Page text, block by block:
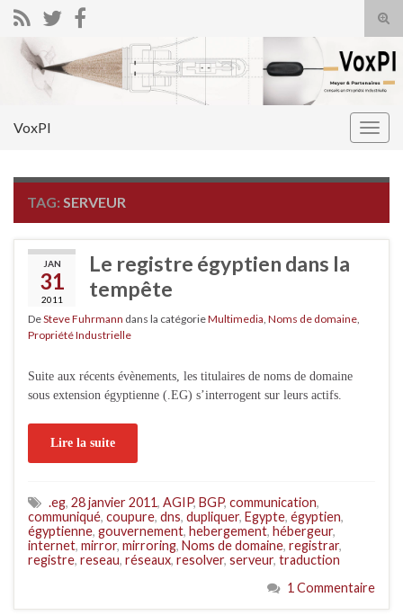
Search for:
VoxPI
TAG: SERVEUR
JAN
31
2011
Le registre égyptien dans la
tempête
DeSteve Fuhrmann dans la catégorieMultimedia Noms de domaine
Propriété Industrielle
Suite aux récents évènements, les titulaires de noms de domaine
sous extension égyptienne (.EG) s’interrogent sur leurs actifs.
Lire la suite
.eg, 28 janvier 2011, AGIP, BGP, communication,
communiqué, coupure, dns, dupliquer, Egypte, égyptien,
égyptienne, gouvernement, hebergement, hébergeur,
internet, mirror, mirroring, Noms de domaine, registrar,
registre, reseau, réseaux, resolver, serveur, traduction
1 Commentaire